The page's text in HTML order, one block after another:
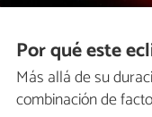
Por qué este
Más allá de su
combinación de